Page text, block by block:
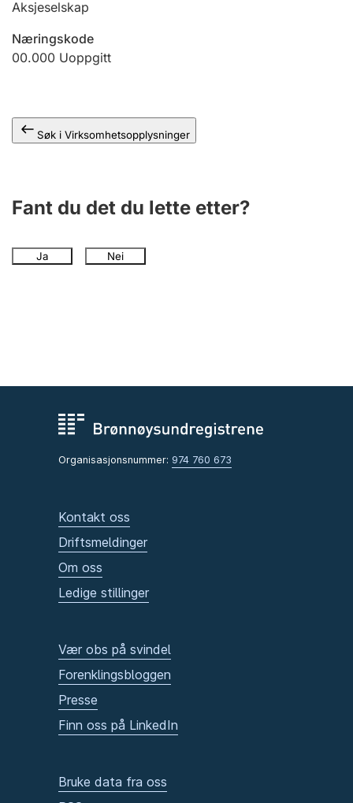
Offentlig sektor
Aksjeselskap
Næringskode
00.000 Uoppgitt
Søk i Virksomhetsopplysninger
Fant du det du lette etter?
Ja Nei
Organisasjonsnummer: 974 760 673
Kontakt oss
Driftsmeldinger
Om oss
Ledige stillinger
Vær obs på svindel
Forenklingsbloggen
Presse
Finn oss på LinkedIn
Bruke data fra oss